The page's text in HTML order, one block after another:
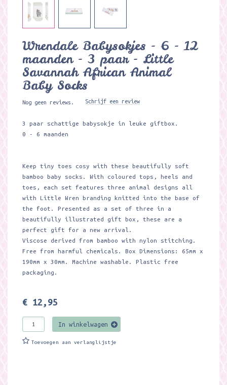
Wrendale Babysokjes - 6 - 12
maanden - 3 paar - Little
Savannah African Animal
Baby Socks
Nog geen reviews. Schrijf een review
3 paar schattige babysokje in leuke giftbox.
0 - 6 maanden
Keep tiny toes cosy with these beautifully soft
bamboo baby socks. With coloured tops, heels and
toes, each set features three animal designs all
with Little Wren branding knitted into the base of
the foot. Presented as a set of three in a
beautifully illustrated gift box, these are a
perfect gift for a new arrival.
Viscose derived from bamboo with nylon stitching.
Free from harmful chemicals. Box Dimensions: 65mm x
190mm x 30mm. Machine washable. Plastic free
packaging.
€ 12,95
In winkelwagen
Toevoegen aan verlanglijstje